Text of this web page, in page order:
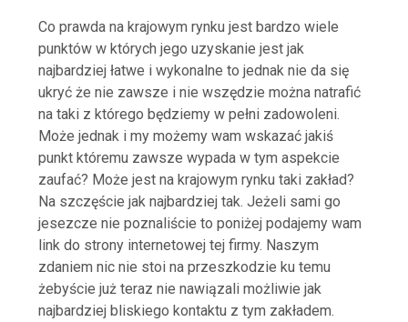
Co prawda na krajowym rynku jest bardzo wiele
punktów w których jego uzyskanie jest jak
najbardziej łatwe i wykonalne to jednak nie da się
ukryć że nie zawsze i nie wszędzie można natrafić
na taki z którego będziemy w pełni zadowoleni.
Może jednak i my możemy wam wskazać jakiś
punkt któremu zawsze wypada w tym aspekcie
zaufać? Może jest na krajowym rynku taki zakład?
Na szczęście jak najbardziej tak. Jeżeli sami go
jesezcze nie poznaliście to poniżej podajemy wam
link do strony internetowej tej firmy. Naszym
zdaniem nic nie stoi na przeszkodzie ku temu
żebyście już teraz nie nawiązali możliwie jak
najbardziej bliskiego kontaktu z tym zakładem.